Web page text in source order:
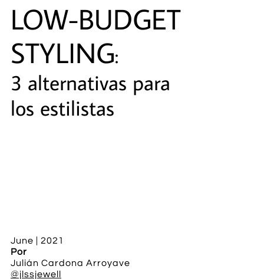
LOW-BUDGET
STYLING:
3 alternativas para
los estilistas
June | 2021​​
Por
Julián Cardona Arroyave
@jlssjewell